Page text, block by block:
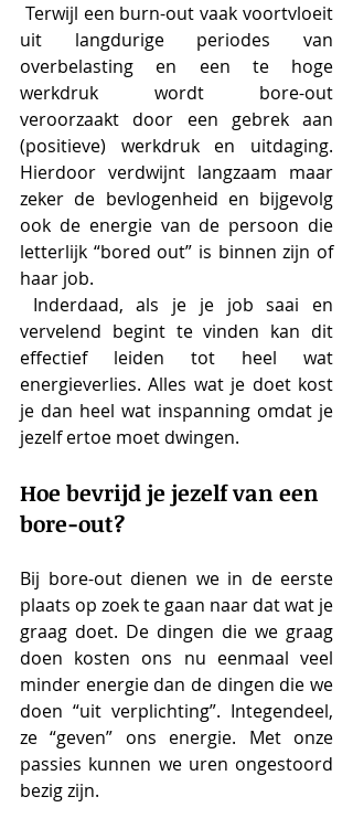
uit langdurige periodes van
overbelasting en een te hoge
werkdruk wordt bore-out
veroorzaakt door een gebrek aan
(positieve) werkdruk en uitdaging.
Hierdoor verdwijnt langzaam maar
zeker de bevlogenheid en bijgevolg
ook de energie van de persoon die
letterlijk “bored out” is binnen zijn of
haar job.
vervelend begint te vinden kan dit
effectief leiden tot heel wat
energieverlies. Alles wat je doet kost
je dan heel wat inspanning omdat je
jezelf ertoe moet dwingen.
Hoe bevrijd je jezelf van een
bore-out?
Bij bore-out dienen we in de eerste
plaats op zoek te gaan naar dat wat je
graag doet. De dingen die we graag
doen kosten ons nu eenmaal veel
minder energie dan de dingen die we
doen “uit verplichting”. Integendeel,
ze “geven” ons energie. Met onze
passies kunnen we uren ongestoord
bezig zijn.